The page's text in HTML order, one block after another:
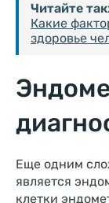
Читайте
Какие
здоровье
Еще одним
является
клетки